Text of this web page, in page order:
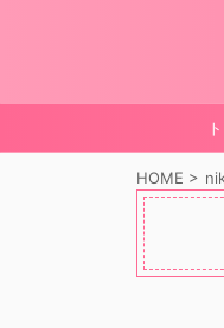
HOME >